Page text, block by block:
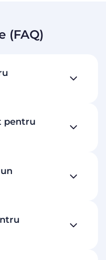
(FAQ)
pentru